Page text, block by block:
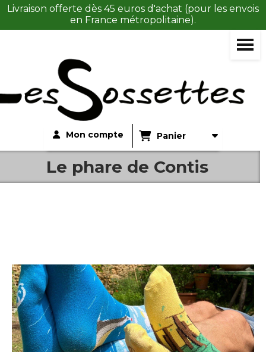
Livraison offerte dès 45 euros d'achat (pour les envois
en France métropolitaine).
Mon compte Panier
Le phare de Contis
Panneau de gestion des cookies